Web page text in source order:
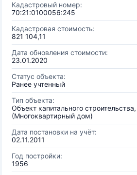
Кадастровый номер:
70:21:0100056:245
Кадастровая стоимость:
821 104,11
Дата обновления стоимости:
23.01.2020
Статус объекта:
Ранее учтенный
Тип объекта:
Объект капитального
(Многоквартирный дом)
Дата постановки на учёт:
02.11.2011
Год постройки:
1956